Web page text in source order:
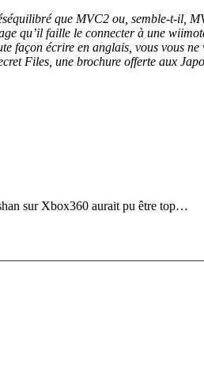
que MVC2 ou, semble-t-il,
qu’il faille le connecter à une
façon écrire en anglais, vous vous
Files, une brochure offerte aux
sur Xbox360 aurait pu être top…